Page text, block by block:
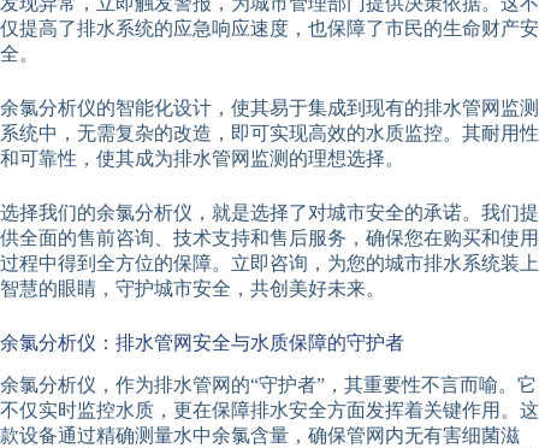
仅提高了排水系统的应急响应速度，也保障了市民的生命财产安
全。
余氯分析仪的智能化设计，使其易于集成到现有的排水管网监测
系统中，无需复杂的改造，即可实现高效的水质监控。其耐用性
和可靠性，使其成为排水管网监测的理想选择。
选择我们的余氯分析仪，就是选择了对城市安全的承诺。我们提
供全面的售前咨询、技术支持和售后服务，确保您在购买和使用
过程中得到全方位的保障。立即咨询，为您的城市排水系统装上
智慧的眼睛，守护城市安全，共创美好未来。
余氯分析仪：排水管网安全与水质保障的守护者
余氯分析仪，作为排水管网的“守护者”，其重要性不言而喻。它
不仅实时监控水质，更在保障排水安全方面发挥着关键作用。这
款设备通过精确测量水中余氯含量，确保管网内无有害细菌滋